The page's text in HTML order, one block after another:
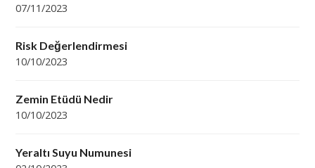
07/11/2023
Risk Değerlendirmesi
10/10/2023
Zemin Etüdü Nedir
10/10/2023
Yeraltı Suyu Numunesi